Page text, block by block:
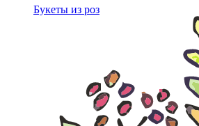
Букеты из роз